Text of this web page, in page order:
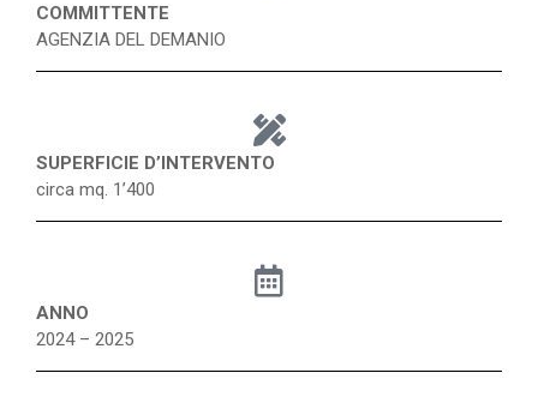
COMMITTENTE
AGENZIA DEL DEMANIO
SUPERFICIE D’INTERVENTO
circa mq. 1’400
ANNO
2024 – 2025